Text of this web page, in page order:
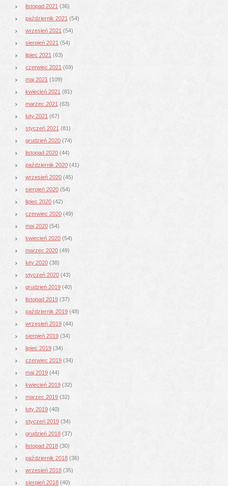
listopad 2021 (36)
październik 2021 (54)
wrzesień 2021 (54)
sierpień 2021 (54)
lipiec 2021 (63)
czerwiec 2021 (69)
maj 2021 (109)
kwiecień 2021 (81)
marzec 2021 (63)
luty 2021 (67)
styczeń 2021 (81)
grudzień 2020 (74)
listopad 2020 (44)
październik 2020 (41)
wrzesień 2020 (45)
sierpień 2020 (54)
lipiec 2020 (42)
czerwiec 2020 (49)
maj 2020 (54)
kwiecień 2020 (54)
marzec 2020 (49)
luty 2020 (38)
styczeń 2020 (43)
grudzień 2019 (40)
listopad 2019 (37)
październik 2019 (48)
wrzesień 2019 (44)
sierpień 2019 (34)
lipiec 2019 (34)
czerwiec 2019 (34)
maj 2019 (44)
kwiecień 2019 (32)
marzec 2019 (32)
luty 2019 (40)
styczeń 2019 (34)
grudzień 2018 (37)
listopad 2018 (30)
październik 2018 (36)
wrzesień 2018 (35)
sierpień 2018 (40)